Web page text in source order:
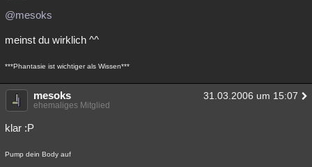
Astronomie
Übersichten
Besucht Geschlossen
@mesoks
meinst du wirklich ^^
***Phantasie ist wichtiger als Wissen***
mesoks 31.03.2006 um 15:07
ehemaliges Mitglied
klar :P
Pump dein Body auf